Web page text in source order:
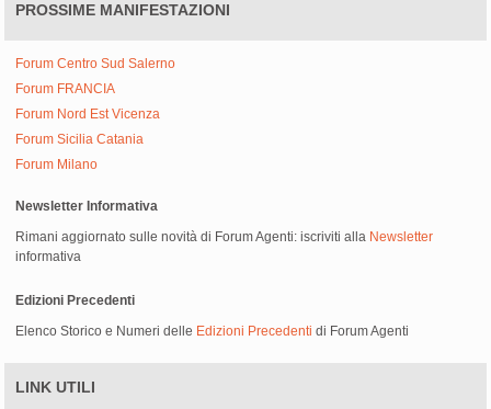
PROSSIME MANIFESTAZIONI
Forum Centro Sud Salerno
Forum FRANCIA
Forum Nord Est Vicenza
Forum Sicilia Catania
Forum Milano
Newsletter Informativa
Rimani aggiornato sulle novità di Forum Agenti: iscriviti alla Newsletter
informativa
Edizioni Precedenti
Elenco Storico e Numeri delle Edizioni Precedenti di Forum Agenti
LINK UTILI